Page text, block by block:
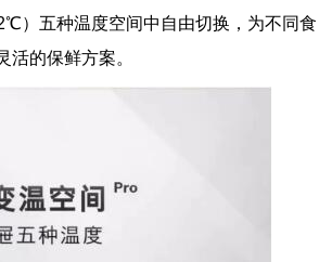
）五种温度空间中自由切换，为不同食
活的保鲜方案。